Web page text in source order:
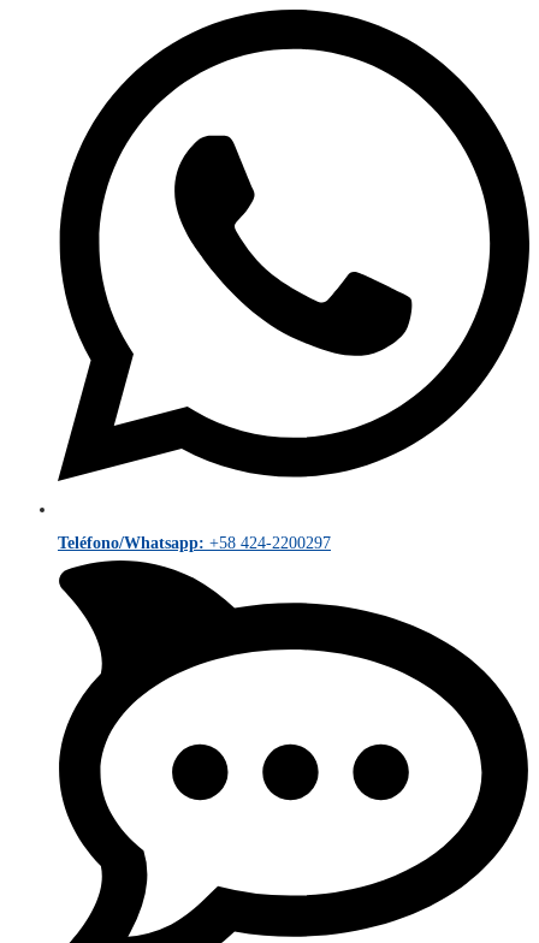
Teléfono/Whatsapp: +58 424-2200297